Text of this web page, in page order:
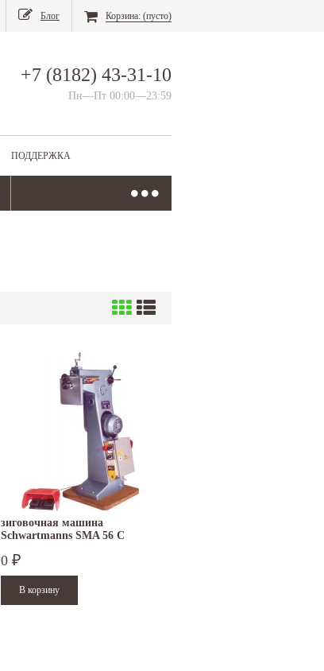
Блог Корзина: (пусто)
+7 (8182) 43-31-10
Пн—Пт 00:00—23:59
ПОДДЕРЖКА
зиговочная машина
Schwartmanns SMA 56 C
0 ₽